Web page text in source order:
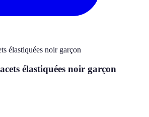
élastiquées noir garçon